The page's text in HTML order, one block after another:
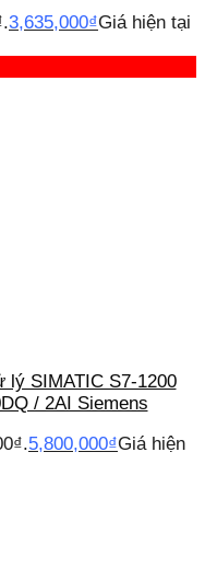
3,635,000₫Giá hiện tại
lý SIMATIC S7-1200
/ 2AI Siemens
5,800,000₫Giá hiện